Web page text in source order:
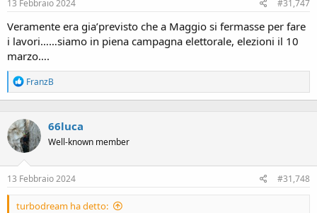
13 Febbraio 2024 #31,747
Veramente era gia’previsto che a Maggio si fermasse per fare
i lavori……siamo in piena campagna elettorale, elezioni il 10
marzo….
R
e
a
t
i
o
n
:
FranzB
66luca
Well-known member
13 Febbraio 2024 #31,748
turbodream ha detto: